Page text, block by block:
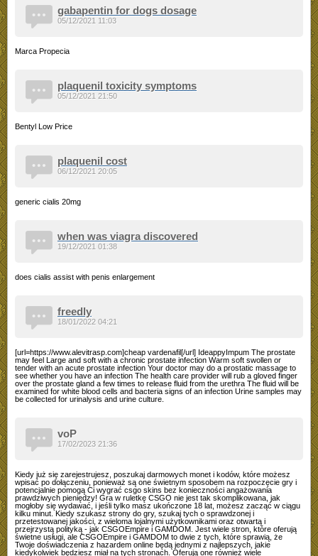
gabapentin for dogs dosage
Marca Propecia
05/12/2021 11:03
plaquenil toxicity symptoms
Bentyl Low Price
05/12/2021 21:50
plaquenil cost
generic cialis 20mg
06/12/2021 20:05
when was viagra discovered
does cialis assist with penis enlargement
19/12/2021 01:38
freedly
[url=https://www.alevitrasp.com]cheap vardenafil[/url] IdeappyImpum The prostate
may feel Large and soft with a chronic prostate infection Warm soft swollen or
tender with an acute prostate infection Your doctor may do a prostatic massage to
see whether you have an infection The health care provider will rub a gloved finger
over the prostate gland a few times to release fluid from the urethra The fluid will be
examined for white blood cells and bacteria signs of an infection Urine samples may
be collected for urinalysis and urine culture.
18/01/2022 04:21
voP
Kiedy już się zarejestrujesz, poszukaj darmowych monet i kodów, które możesz
wpisać po dołączeniu, ponieważ są one świetnym sposobem na rozpoczęcie gry i
potencjalnie pomogą Ci wygrać csgo skins bez konieczności angażowania
prawdziwych pieniędzy! Gra w ruletkę CSGO nie jest tak skomplikowana, jak
mogłoby się wydawać, i jeśli tylko masz ukończone 18 lat, możesz zacząć w ciągu
kilku minut. Kiedy szukasz strony do gry, szukaj tych o sprawdzonej i
przetestowanej jakości, z wieloma lojalnymi użytkownikami oraz otwartą i
przejrzystą polityką - jak CSGOEmpire i GAMDOM. Jest wiele stron, które oferują
świetne usługi, ale CSGOEmpire i GAMDOM to dwie z tych, które sprawią, że
Twoje doświadczenia z hazardem online będą jednymi z najlepszych, jakie
kiedykolwiek będziesz miał na tych stronach. Oferują one również wiele
17/02/2023 21:36